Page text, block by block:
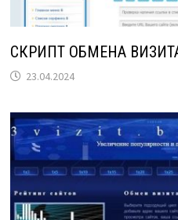
СКРИПТ ОБМЕНА
23.04.2024